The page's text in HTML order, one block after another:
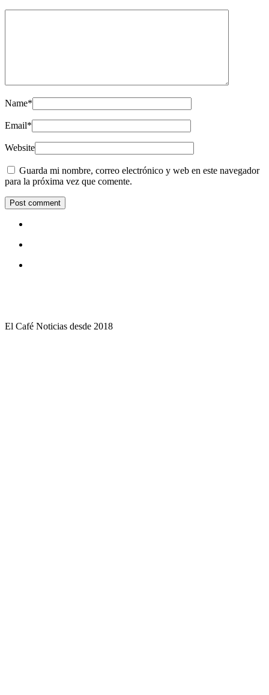
Name*
Email*
Website
Guarda mi nombre, correo electrónico y web en este navegador
para la próxima vez que comente.
El Café Noticias desde 2018